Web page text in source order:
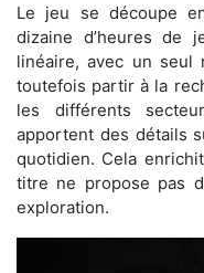
Le jeu se découpe
dizaine d’heures de
linéaire, avec un seul
toutefois partir à la
les différents
apportent des détails
quotidien. Cela
titre ne propose pas
exploration.